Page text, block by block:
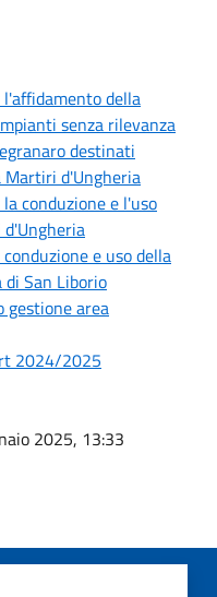
della
senza rilevanza
destinati
d'Ungheria
conduzione e l'uso
e uso della
San Liborio
gestione area
2024/2025
2025, 13:33